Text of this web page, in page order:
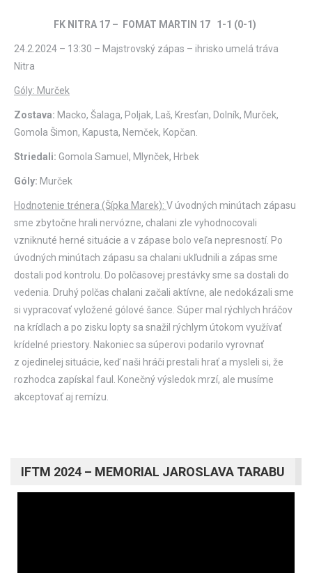
FK NITRA 17 – FOMAT MARTIN 17 1-1 (0-1)
24.2.2024 – 13:30 – Majstrovský zápas – ihrisko umelá tráva
Nitra
Góly: Murček
Zostava: Macko, Šalaga, Poljak, Laš, Kresťan, Dolník, Murček,
Gomola Šimon, Kapusta, Nemček, Kopčan.
Striedali: Gomola Samuel, Mlynček, Hrbek
Góly: Murček
Hodnotenie trénera (Šípka Marek): V úvodných minútach zápasu
sme zbytočne hrali nervózne, chalani zle vyhodnocovali
vzniknuté herné situácie a v zápase bolo veľa nepresností. Po
úvodných minútach zápasu sa chalani ukľudnili a zápas sme
dostali pod kontrolu. Do polčasovej prestávky sme sa dostali do
vedenia. Druhý polčas chalani začali aktívne, ale nedokázali sme
si vypracovať vyložené gólové šance. Súper mal rýchlych hráčov
na krídlach a po zisku lopty sa snažil rýchlym útokom využívať
krídelné priestory. Nakoniec sa súperovi podarilo vyrovnať
z ojedinelej situácie, keď naši hráči prestali hrať a mysleli si, že
rozhodca zapískal faul. Konečný výsledok mrzí, ale musíme
akceptovať aj remízu.
IFTM 2024 – MEMORIAL JAROSLAVA TARABU